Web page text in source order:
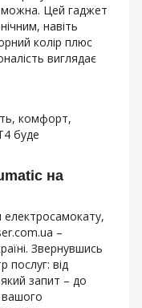
Цей гаджет
навіть
колір плюс
виглядає
комфорт,
буде
на
–
Звернувшись
послуг: від
який запит – до
вашого